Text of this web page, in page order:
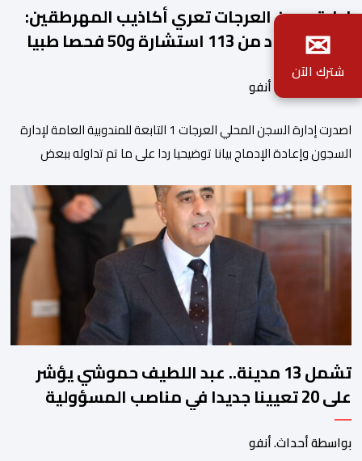
ادارة سجن العرجات تعري أكاذيب المهرطقين:
زيان استفاد من 113 استشارة و50 فحصا طبيا
بواسطة أحداث. أنفو
اصدرت إدارة السجن المحلي العرجات 1 التابعة للمندوبية العامة لإدارة
السجون وإعادة الإدماج بيانا توضيحيا ردا على ما تم تداوله ببعض
زيان، المعتقل بالمؤسسة ذاتها، وذلك لتنوير الرأي العام بالحقائق
والمعطيات الدقيقة.واوضحت إدارة المؤسسة السجنية أن المعني
بالأمر يستفيد منذ إيداعه من تتبع طبي منتظم ومستمر وفقا […]
تشمل 13 مدينة.. عبد اللطيف حموشي يؤشر
على 20 تعيينا جديدا في مناصب المسؤولية
بمصالح الأمن الوطني
بواسطة أحداث. أنفو
✉
شترك الآن